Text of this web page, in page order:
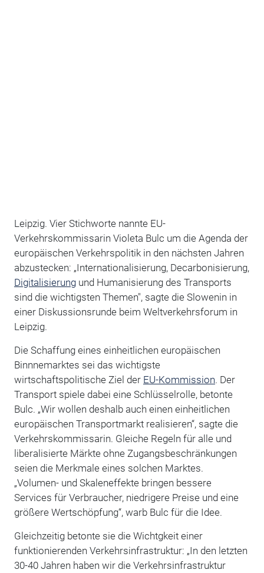
Leipzig. Vier Stichworte nannte EU-
Verkehrskommissarin Violeta Bulc um die Agenda der
europäischen Verkehrspolitik in den nächsten Jahren
abzustecken: „Internationalisierung, Decarbonisierung,
Digitalisierungund Humanisierung des Transports
sind die wichtigsten Themen", sagte die Slowenin in
einer Diskussionsrunde beim Weltverkehrsforum in
Leipzig.
Die Schaffung eines einheitlichen europäischen
Binnnemarktes sei das wichtigste
wirtschaftspolitische Ziel der EU-Kommission. Der
Transport spiele dabei eine Schlüsselrolle, betonte
Bulc. „Wir wollen deshalb auch einen einheitlichen
europäischen Transportmarkt realisieren“, sagte die
Verkehrskommissarin. Gleiche Regeln für alle und
liberalisierte Märkte ohne Zugangsbeschränkungen
seien die Merkmale eines solchen Marktes.
„Volumen- und Skaleneffekte bringen bessere
Services für Verbraucher, niedrigere Preise und eine
größere Wertschöpfung“, warb Bulc für die Idee.
Gleichzeitig betonte sie die Wichtgkeit einer
funktionierenden Verkehrsinfrastruktur: „In den letzten
30-40 Jahren haben wir die Verkehrsinfrastruktur